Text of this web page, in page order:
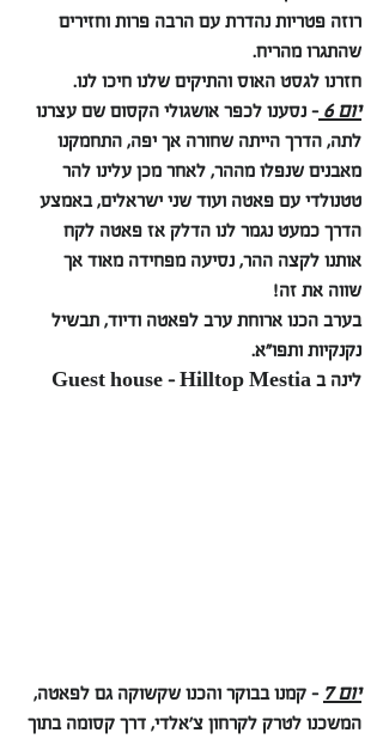
רוזה פטריות נהדרת עם הרבה פרות וחזירים
שהתגרו מהריח.
חזרנו לגסט האוס והתיקים שלנו חיכו לנו.
יום 6
- נסענו לכפר אושגולי הקסום שם עצרנו
לתה, הדרך הייתה שחורה אך יפה, התחמקנו
מאבנים שנפלו מההר, לאחר מכן עלינו להר
טטנולדי עם פאטה ועוד שני ישראלים, באמצע
הדרך כמעט נגמר לנו הדלק אז פאטה לקח
אותנו לקצה ההר, נסיעה מפחידה מאוד אך
שווה את זה!
בערב הכנו ארוחת ערב לפאטה ודיוד, תבשיל
נקנקיות ותפו״א.
לינה ב Guest house - Hilltop Mestia
יום 7 - קמנו בבוקר והכנו שקשוקה גם לפאטה,
המשכנו לטרק לקרחון צ׳אלדי, דרך קסומה בתוך